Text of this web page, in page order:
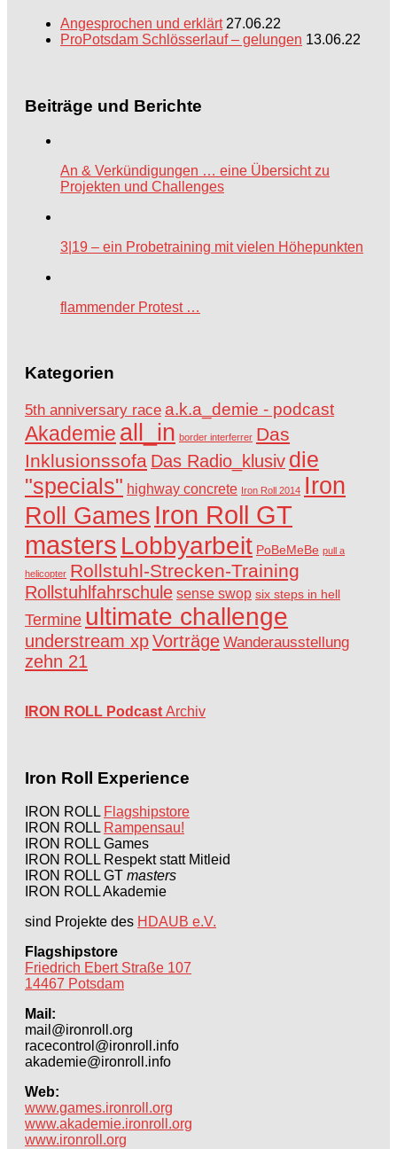
Angesprochen und erklärt 27.06.22
ProPotsdam Schlösserlauf – gelungen 13.06.22
Beiträge und Berichte
An & Verkündigungen … eine Übersicht zu
Projekten und Challenges
3|19 – ein Probetraining mit vielen Höhepunkten
flammender Protest …
Kategorien
5th anniversary race a.k.a_demie - podcast
Akademie all_in border interferrer Das
Inklusionssofa Das Radio_klusiv die
"specials" highway concrete Iron Roll 2014 Iron
Roll Games Iron Roll GT
masters Lobbyarbeit PoBeMeBe pull a
helicopter Rollstuhl-Strecken-Training
Rollstuhlfahrschule sense swop six steps in hell
Termine ultimate challenge
understream xpVorträge Wanderausstellung
zehn 21
IRON ROLL Podcast Archiv
Iron Roll Experience
IRON ROLL Flagshipstore
IRON ROLL Rampensau!
IRON ROLL Games
IRON ROLL Respekt statt Mitleid
IRON ROLL GT masters
IRON ROLL Akademie
sind Projekte des HDAUB e.V.
Flagshipstore
Friedrich Ebert Straße 107
14467 Potsdam
Mail:
mail@ironroll.org
racecontrol@ironroll.info
akademie@ironroll.info
Web:
www.games.ironroll.org
www.akademie.ironroll.org
www.ironroll.org